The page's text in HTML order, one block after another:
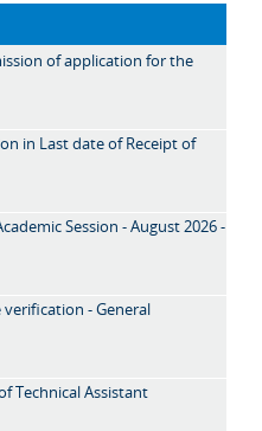
of application for the
in Last date of Receipt of
Session - August 2026 -
- General
Technical Assistant